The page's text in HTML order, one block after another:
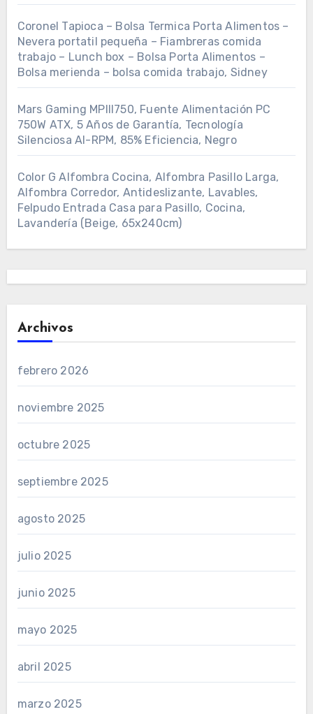
Coronel Tapioca – Bolsa Termica Porta Alimentos –
Nevera portatil pequeña – Fiambreras comida
trabajo – Lunch box – Bolsa Porta Alimentos –
Bolsa merienda – bolsa comida trabajo, Sidney
Mars Gaming MPIII750, Fuente Alimentación PC
750W ATX, 5 Años de Garantía, Tecnología
Silenciosa AI-RPM, 85% Eficiencia, Negro
Color G Alfombra Cocina, Alfombra Pasillo Larga,
Alfombra Corredor, Antideslizante, Lavables,
Felpudo Entrada Casa para Pasillo, Cocina,
Lavandería (Beige, 65x240cm)
Archivos
febrero 2026
noviembre 2025
octubre 2025
septiembre 2025
agosto 2025
julio 2025
junio 2025
mayo 2025
abril 2025
marzo 2025